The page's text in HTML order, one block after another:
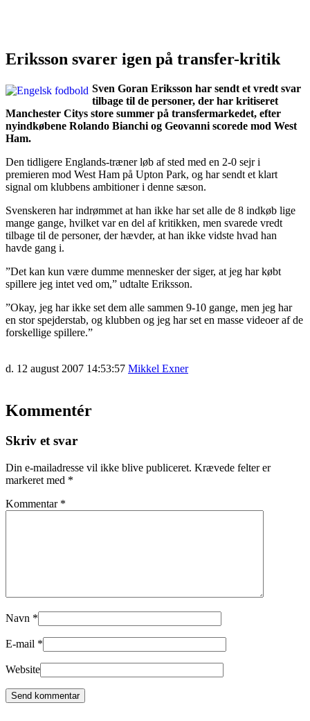
Eriksson svarer igen på transfer-kritik
Sven Goran Eriksson har sendt et vredt svar
tilbage til de personer, der har kritiseret
Manchester Citys store summer på transfermarkedet, efter
nyindkøbene Rolando Bianchi og Geovanni scorede mod West
Ham.
Den tidligere Englands-træner løb af sted med en 2-0 sejr i
premieren mod West Ham på Upton Park, og har sendt et klart
signal om klubbens ambitioner i denne sæson.
Svenskeren har indrømmet at han ikke har set alle de 8 indkøb lige
mange gange, hvilket var en del af kritikken, men svarede vredt
tilbage til de personer, der hævder, at han ikke vidste hvad han
havde gang i.
”Det kan kun være dumme mennesker der siger, at jeg har købt
spillere jeg intet ved om,” udtalte Eriksson.
”Okay, jeg har ikke set dem alle sammen 9-10 gange, men jeg har
en stor spejderstab, og klubben og jeg har set en masse videoer af de
forskellige spillere.”
d. 12 august 2007 14:53:57 Mikkel Exner
Kommentér
Skriv et svar
Din e-mailadresse vil ikke blive publiceret. Krævede felter er
markeret med *
Kommentar *
Navn *
E-mail *
Website